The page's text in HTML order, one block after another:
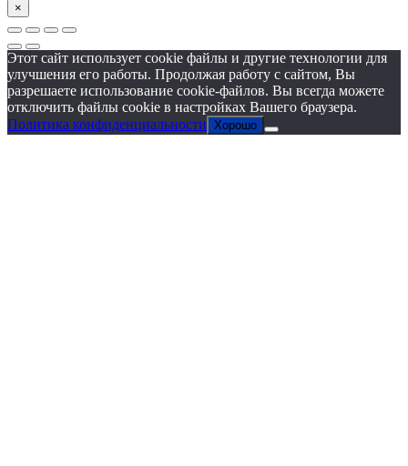
×
Этот сайт использует cookie файлы и другие технологии для
улучшения его работы. Продолжая работу с сайтом, Вы
разрешаете использование cookie-файлов. Вы всегда можете
отключить файлы cookie в настройках Вашего браузера.
Политика конфиденциальности Хорошо